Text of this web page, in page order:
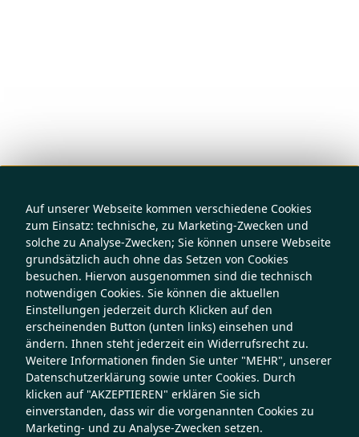
Auf unserer Webseite kommen verschiedene Cookies
zum Einsatz: technische, zu Marketing-Zwecken und
solche zu Analyse-Zwecken; Sie können unsere Webseite
grundsätzlich auch ohne das Setzen von Cookies
besuchen. Hiervon ausgenommen sind die technisch
notwendigen Cookies. Sie können die aktuellen
Einstellungen jederzeit durch Klicken auf den
erscheinenden Button (unten links) einsehen und
ändern. Ihnen steht jederzeit ein Widerrufsrecht zu.
Weitere Informationen finden Sie unter "MEHR", unserer
Datenschutzerklärung sowie unter Cookies. Durch
klicken auf "AKZEPTIEREN" erklären Sie sich
einverstanden, dass wir die vorgenannten Cookies zu
Marketing- und zu Analyse-Zwecken setzen.